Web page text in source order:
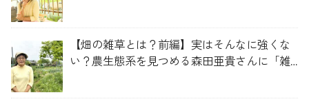
【畑の雑草とは？前編】実はそんなに強くな
い？農生態系を見つめる森田亜貴さんに「雑